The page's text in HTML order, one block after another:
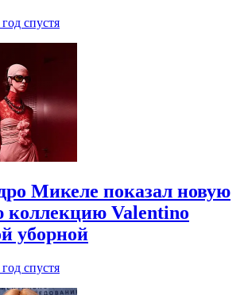
год спустя
Микеле показал новую
коллекцию Valentino
уборной
год спустя